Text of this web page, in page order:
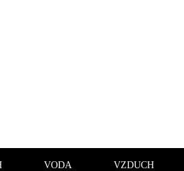
VODA VZDUCH